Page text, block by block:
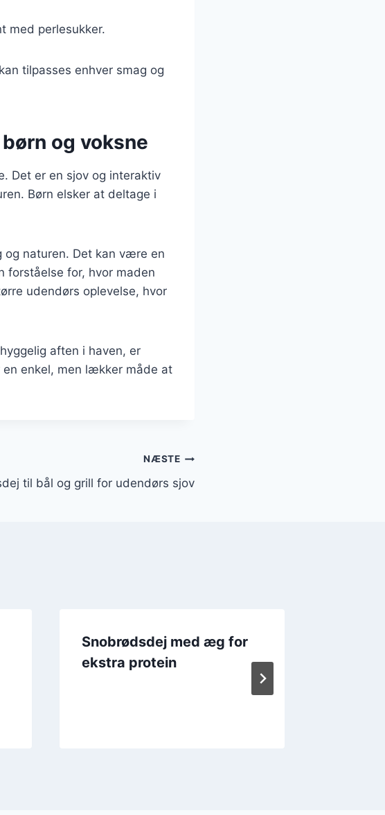
med perlesukker.
tilpasses enhver smag og
og voksne
Det er en sjov og interaktiv
Børn elsker at deltage i
naturen. Det kan være en
forståelse for, hvor maden
udendørs oplevelse, hvor
aften i haven, er
enkel, men lækker måde at
NÆSTE
til bål og grill for udendørs sjov
Snobrødsdej med æg for
ekstra protein